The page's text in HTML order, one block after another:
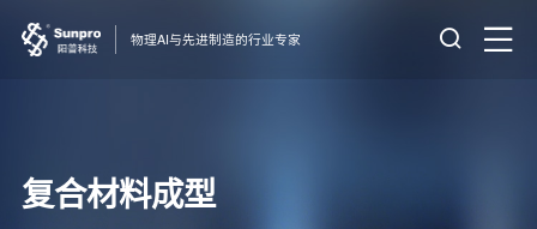
物理AI与先进制造的行业专家
复合材料成型